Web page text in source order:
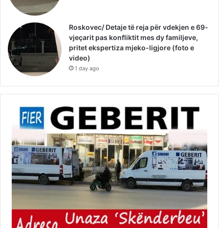
Roskovec/ Detaje të reja për vdekjen e 69-
vjeçarit pas konfliktit mes dy familjeve,
pritet ekspertiza mjeko-ligjore (foto e
video)
1 day ago